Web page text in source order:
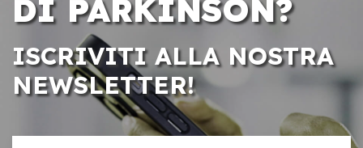
DI PARKINSON?
ISCRIVITI ALLA NOSTRA
NEWSLETTER!